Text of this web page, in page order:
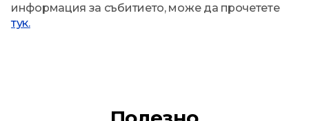
информация за събитието, може да прочетете
тук.